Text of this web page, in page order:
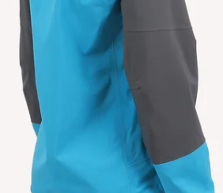
laga skeljakki